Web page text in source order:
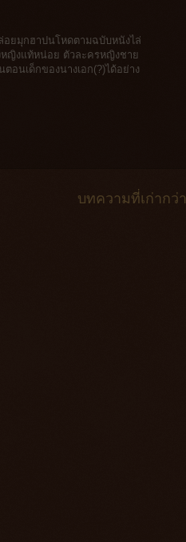
อยมุกฮาปนโหดตามฉบับหนังไล่
หญิงแท้หน่อย ตัวละครหญิงชาย
อนเด็กของนางเอก(?)ได้อย่าง
บทความที่เก่ากว่า